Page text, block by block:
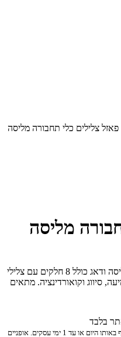
פאזל צלילים כלי תחבורה מליסה
מליסה
פאזל צלילים כלי תחבורה מעץ מבית מליסה ודאג כולל 8 חלקים עם צלילי
סיווג וקואורדינציה. מתאים
בלבד
פריטים שהם לא אופניים בדרך כלל מוכנים לאיסוף באותו היום או עד 1 ימי עסקים. אופניים